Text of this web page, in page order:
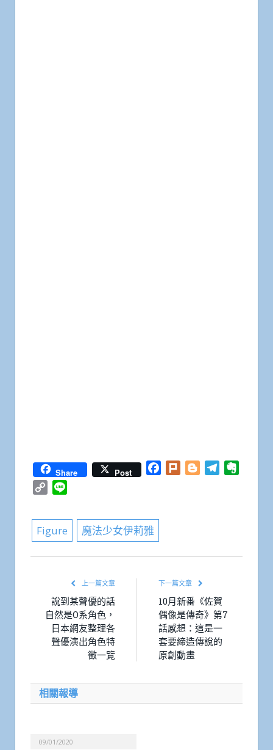
Share Post Facebook
Plurk BloggerTelegram
Copy
Figure 魔法少女伊莉雅
上一篇文章
說到某聲優的話
自然是O系角色，
日本網友整理各
聲優演出角色特
徵一覽
下一篇文章
10月新番《佐賀
偶像是傳奇》第7
話感想：這是一
套要締造傳說的
原創動畫
相關報導
09/01/2020